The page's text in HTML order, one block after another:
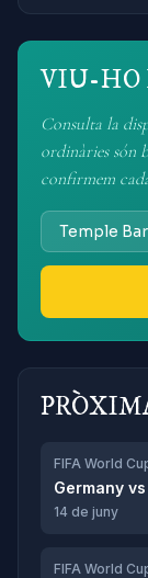
VIU-HO
Consulta la
ordinàries són
confirmem
FIFA World
Germany vs
14 de juny
FIFA World